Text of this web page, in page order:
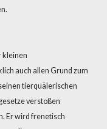
kleinen
auch allen Grund zum
tierquälerischen
verstoßen
Er wird frenetisch